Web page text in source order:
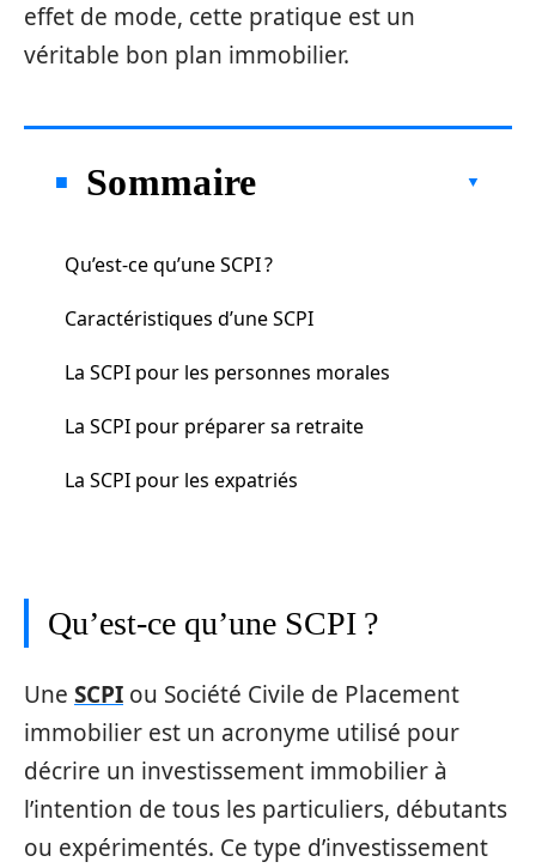
effet de mode, cette pratique est un
véritable bon plan immobilier.
Sommaire
Qu’est-ce qu’une SCPI ?
Caractéristiques d’une SCPI
La SCPI pour les personnes morales
La SCPI pour préparer sa retraite
La SCPI pour les expatriés
Qu’est-ce qu’une SCPI ?
Une SCPI ou Société Civile de Placement
immobilier est un acronyme utilisé pour
décrire un investissement immobilier à
l’intention de tous les particuliers, débutants
ou expérimentés. Ce type d’investissement